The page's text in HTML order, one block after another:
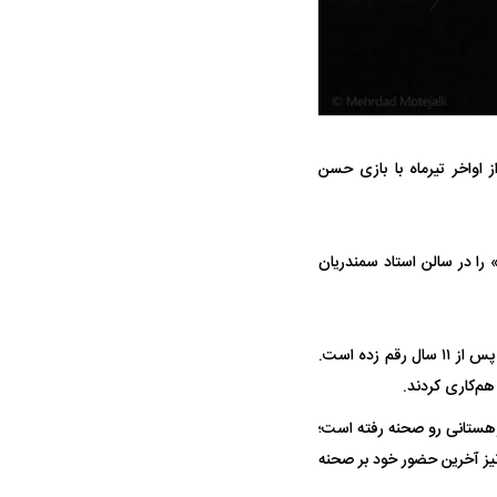
تیرماه با بازی حسن
کارگردانی یوسف باپیری است که سال ۱۳۹۸ نمایش «اُسلو» را در سالن استاد سمندریان
اجرای «براساس دایی‌ وانیا از آنتون چخوف» همچنین همکاری دوباره حسن معجونی و هوتن شکیبا را پس از ۱۱ سال رقم زده است.
رو صحنه رفته است؛
نیز آخرین حضور خود بر صحنه